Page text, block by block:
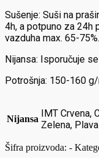
Sušenje: Suši na
4h, a potpuno za 24h
vazduha max. 65-
Nijansa: Isporučuje
Potrošnja: 150-160
Nijansa IMT Crvena,
Zelena, Plava
Šifra proizvoda: -